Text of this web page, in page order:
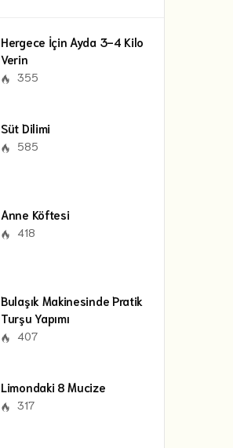
Hergece İçin Ayda 3-4 Kilo
Verin
355
Süt Dilimi
585
Anne Köftesi
418
Bulaşık Makinesinde Pratik
Turşu Yapımı
407
Limondaki 8 Mucize
317